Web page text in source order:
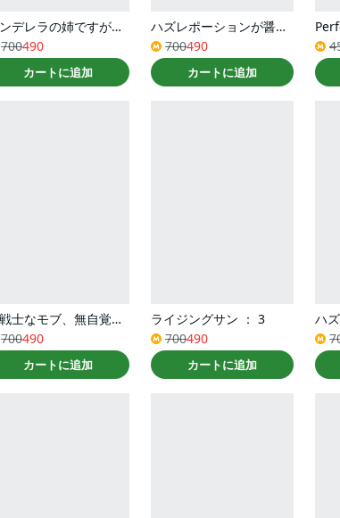
シンデレラの姉ですが、不本意ながら王子と結婚することになりました～身代わり王太子妃は離宮でスローライフを満喫する～（コミック） ： 5
700490
カートに追加
ハズレポーションが醤油だったので料理することにしました（コミック） ： 5
700490
カートに追加
狂戦士なモブ、無自覚に本編を破壊する（コミック） ： 2
700490
カートに追加
ライジングサン ： 3
700490
カートに追加